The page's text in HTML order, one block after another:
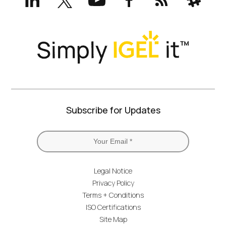
Twitter)
Subscribe for Updates
Legal Notice
Privacy Policy
Terms + Conditions
ISO Certifications
Site Map